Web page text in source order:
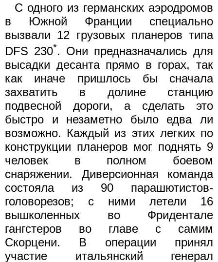
С одного из германских аэродромов
в Южной Франции специально
вызвали 12 грузовых планеров типа
DFS 230*. Они предназначались для
высадки десанта прямо в горах, так
как иначе пришлось бы сначала
захватить в долине станцию
подвесной дороги, а сделать это
быстро и незаметно было едва ли
возможно. Каждый из этих легких по
конструкции планеров мог поднять 9
человек в полном боевом
снаряжении. Диверсионная команда
состояла из 90 парашютистов-
головорезов; с ними летели 16
вышколенных во Фридентале
гангстеров во главе с самим
Скорцени. В операции принял
участие итальянский генерал